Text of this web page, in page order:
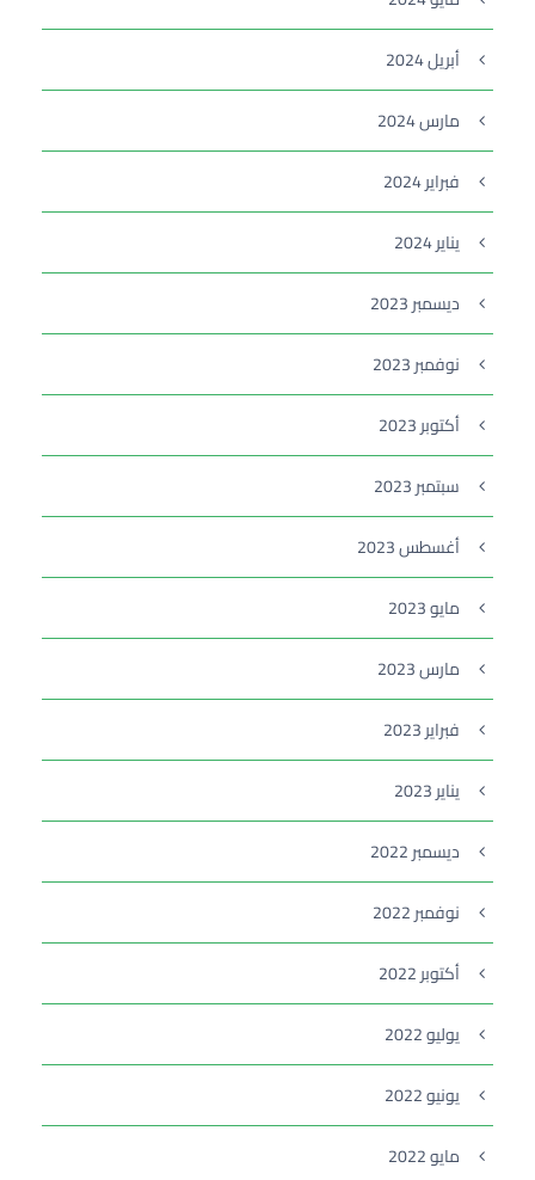
أبريل 2024
مارس 2024
فبراير 2024
يناير 2024
ديسمبر 2023
نوفمبر 2023
أكتوبر 2023
سبتمبر 2023
أغسطس 2023
مايو 2023
مارس 2023
فبراير 2023
يناير 2023
ديسمبر 2022
نوفمبر 2022
أكتوبر 2022
يوليو 2022
يونيو 2022
مايو 2022